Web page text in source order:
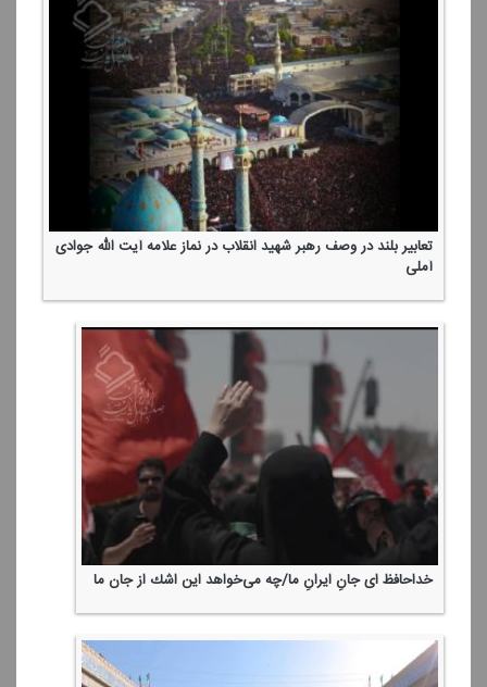
تعابیر بلند در وصف رهبر شهید انقلاب در نماز علامه آیت الله جوادی
آملی
خداحافظ ای جانِ ایرانِ ما/چه می‌خواهد این اشك از جان ما